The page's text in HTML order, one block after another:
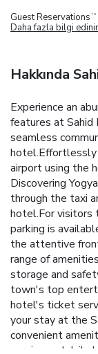
Guest Reservations TM
Daha fazla bilgi
Hakkında
Experience an
features at Sahid
seamless
hotel.Effortlessly
airport using the
Discovering
through the taxi
hotel.For visitors
parking is
the attentive
range of
storage and
town's top
hotel's ticket
your stay at the
convenient
service and